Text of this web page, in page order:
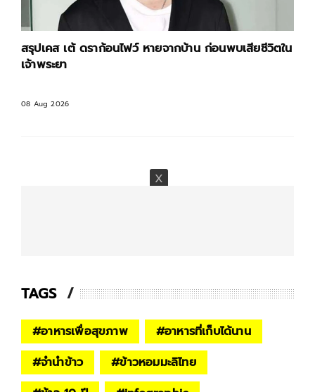
สรุปเคส เต้ ดราก้อนไฟว์ หายจากบ้าน ก่อนพบเสียชีวิตใน
เจ้าพระยา
08 Aug 2026
TAGS
#อาหารเพื่อสุขภาพ #อาหารที่เก็บได้นาน
#จำนำข้าว #ข้าวหอมมะลิไทย